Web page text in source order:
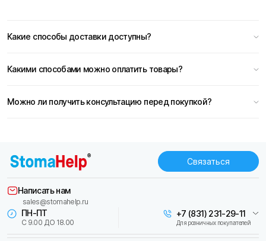
Какие способы доставки доступны?
Какими способами можно оплатить товары?
Можно ли получить консультацию перед покупкой?
Связаться
ПН-ПТ
С 9.00 ДО 18.00
+7 (831) 231-29-11
Для розничных покупателей
Написать нам
sales@stomahelp.ru